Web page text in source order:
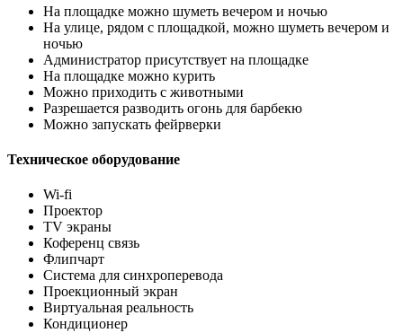
На площадке можно шуметь вечером и ночью
На улице, рядом с площадкой, можно шуметь вечером и
ночью
Администратор присутствует на площадке
На площадке можно курить
Можно приходить с животными
Разрешается разводить огонь для барбекю
Можно запускать фейрверки
Техническое оборудование
Wi-fi
Проектор
TV экраны
Коференц связь
Флипчарт
Система для синхроперевода
Проекционный экран
Виртуальная реальность
Кондиционер